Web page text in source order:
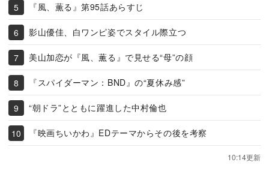
『風、薫る』第95話あらすじ
影山優佳、白ワンピ姿でスタイル際立つ
美山加恋が『風、薫る』で見せる“母”の顔
『スパイダーマン：BND』の“夏休み感”
“朝ドラ”とともに躍進した中村倫也
『映画ちいかわ』EDテーマからその後を考察
10:14更新